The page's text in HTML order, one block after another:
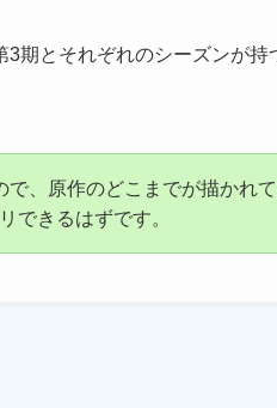
3期とそれぞれのシーズンが持
で、原作のどこまでが描かれ
できるはずです。